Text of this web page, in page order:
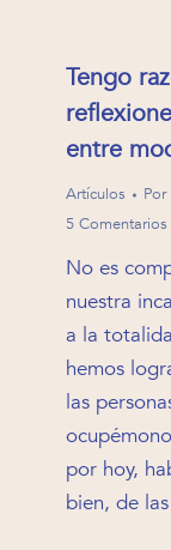
Tengo
entre
Artículos Por
5 Comentarios
No es
nuestra
a la
hemos
las
por hoy,
bien, de